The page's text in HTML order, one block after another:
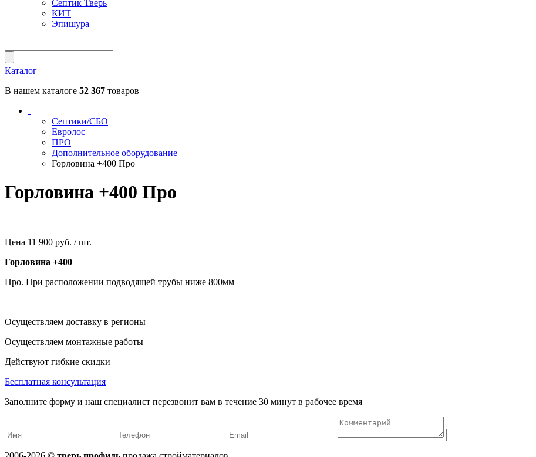
Септик Тверь
КИТ
Эпишура
Каталог
В нашем каталоге 52 367 товаров
Септики/СБО
Евролос
ПРО
Дополнительное оборудование
Горловина +400 Про
Горловина +400 Про
Цена 11 900 руб. / шт.
Горловина +400
Про. При расположении подводящей трубы ниже 800мм
Осуществляем доставку в регионы
Осуществляем монтажные работы
Действуют гибкие скидки
Бесплатная консультация
Заполните форму и наш специалист перезвонит вам в течение 30 минут в рабочее время